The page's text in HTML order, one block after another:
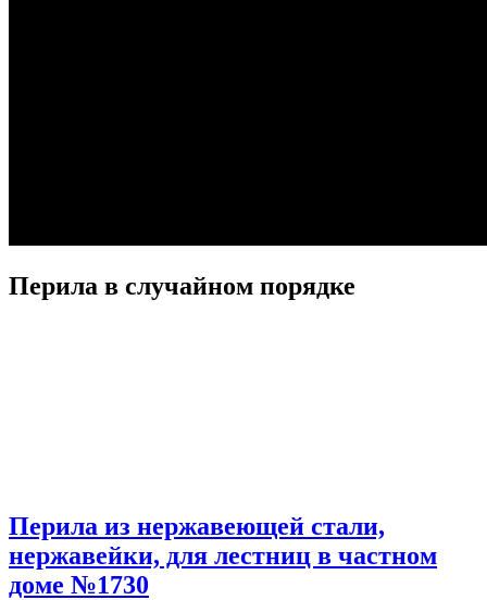
Перила в случайном порядке
Перила из нержавеющей стали,
нержавейки, для лестниц в частном
доме №1730